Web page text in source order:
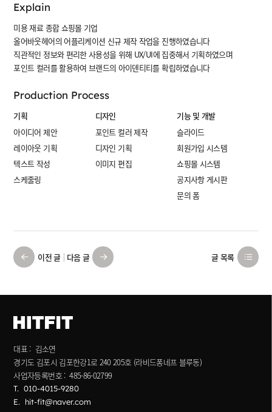
Explain
미용 재료 종합 쇼핑몰 기업
올어바웃헤어의 어플리케이션 신규 제작 작업을 진행하였습니다
직관적인 정보와 편리한 사용성을 위해 UX/UI에 집중해서 기획하였으며
포인트 컬러를 활용하여 브랜드의 아이덴티티를 확립하였습니다
Production Process
기획
아이디어 제안
레이아웃 기획
텍스트 작성
스케줄링
디자인
포인트 컬러 제작
디자인 기획
이미지 편집
기능 및 개발
슬라이드
회원가입 시스템
쇼핑몰 시스템
공지사항 게시판
문의 폼
이전 글 다음 글 글 목록
대표 : 김소연
경기도 김포시 김포한강1로 240 205호 (라비드퐁네프 블루동)
사업자등록번호 : 485-86-02799
T.010-4015-9280
E. hit-fit@naver.com